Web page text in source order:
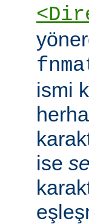
ismi
ise